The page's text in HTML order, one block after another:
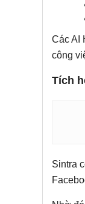
Các AI
công
Tích
Sintra